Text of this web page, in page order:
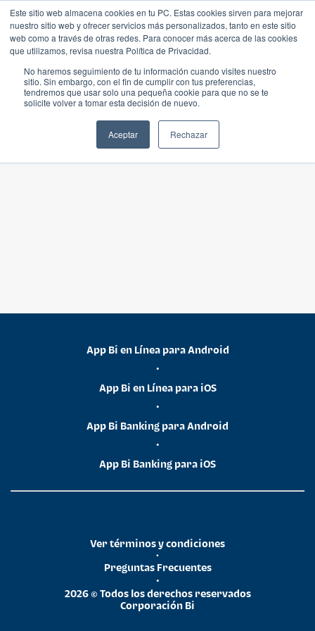
Este sitio web almacena cookies en tu PC. Estas cookies sirven para mejorar
nuestro sitio web y ofrecer servicios más personalizados, tanto en este sitio
web como a través de otras redes. Para conocer más acerca de las cookies
que utilizamos, revisa nuestra Política de Privacidad.
No haremos seguimiento de tu información cuando visites nuestro
sitio. Sin embargo, con el fin de cumplir con tus preferencias,
tendremos que usar solo una pequeña cookie para que no se te
solicite volver a tomar esta decisión de nuevo.
Aceptar Rechazar
App Bi en Línea para Android
•
App Bi en Línea para iOS
•
App Bi Banking para Android
•
App Bi Banking para iOS
2026 © Todos los derechos reservados
Corporación Bi
•
Preguntas Frecuentes
•
Ver términos y condiciones